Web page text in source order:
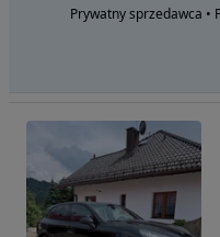
Prywatny sprzedawca •